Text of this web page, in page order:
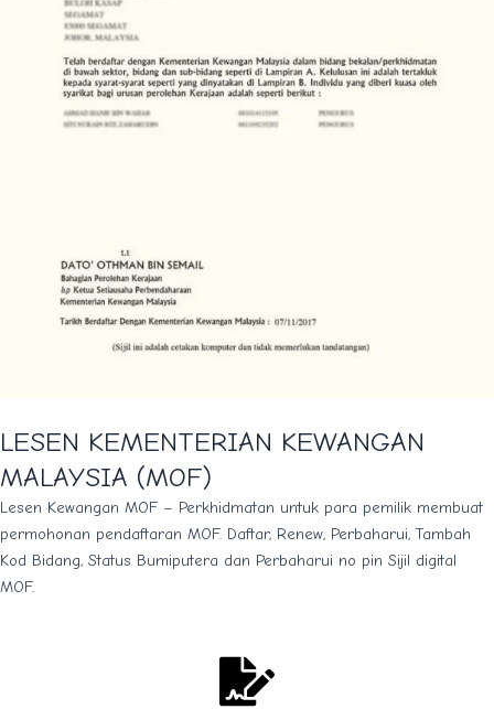
LESEN KEMENTERIAN KEWANGAN
MALAYSIA (MOF)
Lesen Kewangan MOF – Perkhidmatan untuk para pemilik membuat
permohonan pendaftaran MOF. Daftar, Renew, Perbaharui, Tambah
Kod Bidang, Status Bumiputera dan Perbaharui no pin Sijil digital
MOF.